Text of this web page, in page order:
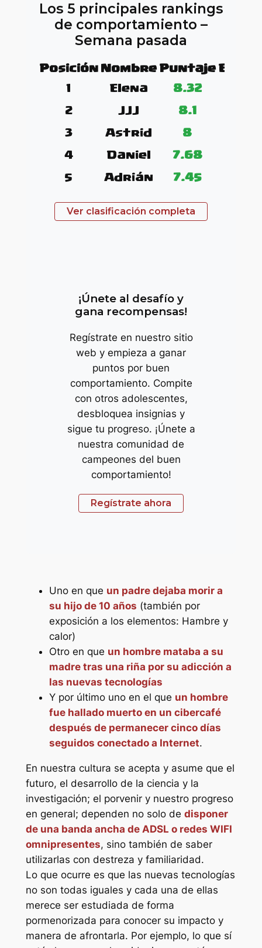
Los 5 principales rankings
de comportamiento –
Semana pasada
Posición Nombre Puntaje
1
Elena 8.32
2 JJJ 8.1
3 Astrid 8
4 Daniel 7.68
5 Adrián 7.45
Ver clasificación completa
¡Únete al desafío y
gana recompensas!
Regístrate en nuestro sitio
web y empieza a ganar
puntos por buen
comportamiento. Compite
con otros adolescentes,
desbloquea insignias y
sigue tu progreso. ¡Únete a
nuestra comunidad de
campeones del buen
comportamiento!
Regístrate ahora
Uno en que un padre dejaba morir a
su hijo de 10 años (también por
exposición a los elementos: Hambre y
calor)
Otro en que un hombre mataba a su
madre tras una riña por su adicción a
las nuevas tecnologías
Y por último uno en el que un hombre
fue hallado muerto en un cibercafé
después de permanecer cinco días
seguidos conectado a Internet.
En nuestra cultura se acepta y asume que el
futuro, el desarrollo de la ciencia y la
investigación; el porvenir y nuestro progreso
en general; dependen no solo de disponer
de una banda ancha de ADSL o redes WIFI
omnipresentes, sino también de saber
utilizarlas con destreza y familiaridad.
Lo que ocurre es que las nuevas tecnologías
no son todas iguales y cada una de ellas
merece ser estudiada de forma
pormenorizada para conocer su impacto y
manera de afrontarla. Por ejemplo, lo que sí